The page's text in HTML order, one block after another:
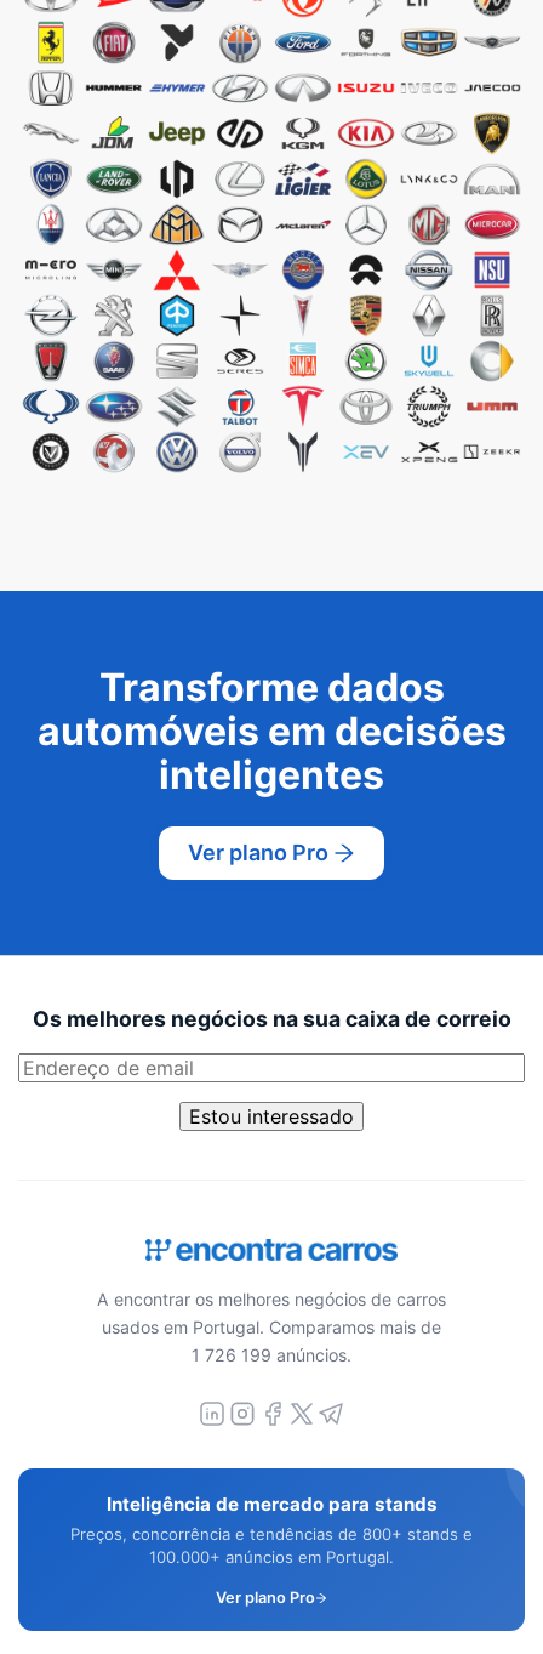
Transforme dados
automóveis em decisões
inteligentes
Ver plano Pro
Os melhores negócios na sua caixa de correio
Estou interessado
A encontrar os melhores negócios de carros
usados em Portugal. Comparamos mais de
1 726 199 anúncios.
Inteligência de mercado para stands
Preços, concorrência e tendências de 800+ stands e
100.000+ anúncios em Portugal.
Ver plano Pro